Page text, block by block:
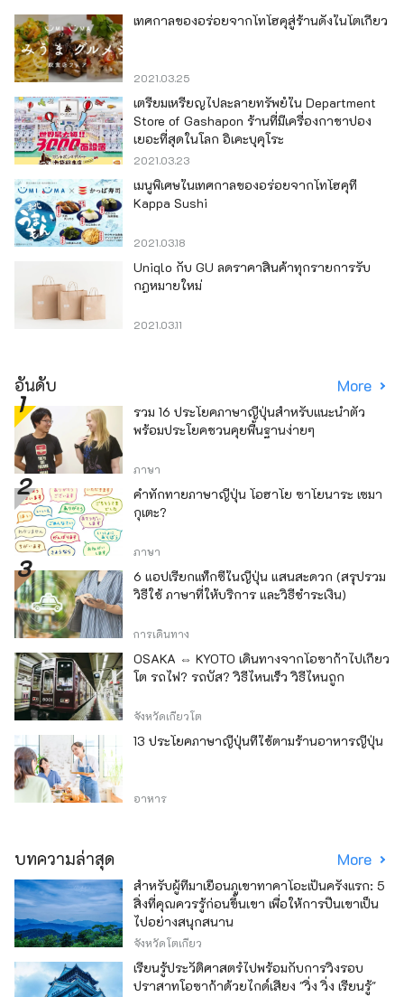
เทศกาลของอร่อยจากโทโฮคุสู่ร้านดังในโตเกียว
2021.03.25
เตรียมเหรียญไปละลายทรัพย์ใน Department
Store of Gashapon ร้านที่มีเครื่องกาชาปอง
เยอะที่สุดในโลก อิเคะบุคุโระ
2021.03.23
เมนูพิเศษในเทศกาลของอร่อยจากโทโฮคุที่
Kappa Sushi
2021.03.18
Uniqlo กับ GU ลดราคาสินค้าทุกรายการรับ
กฎหมายใหม่
2021.03.11
อันดับ More
รวม 16 ประโยคภาษาญี่ปุ่นสำหรับแนะนำตัว
พร้อมประโยคชวนคุยพื้นฐานง่ายๆ
ภาษา
คำทักทายภาษาญี่ปุ่น โอฮาโย ซาโยนาระ เซมา
กุเตะ?
ภาษา
6 แอปเรียกแท็กซี่ในญี่ปุ่น แสนสะดวก (สรุปรวม
วิธีใช้ ภาษาที่ให้บริการ และวิธีชำระเงิน)
การเดินทาง
OSAKA ⇔ KYOTO เดินทางจากโอซาก้าไปเกียว
โต รถไฟ? รถบัส? วิธีไหนเร็ว วิธีไหนถูก
จังหวัดเกียวโต
13 ประโยคภาษาญี่ปุ่นที่ใช้ตามร้านอาหารญี่ปุ่น
อาหาร
บทความล่าสุด More
สำหรับผู้ที่มาเยือนภูเขาทาคาโอะเป็นครั้งแรก: 5
สิ่งที่คุณควรรู้ก่อนขึ้นเขา เพื่อให้การปีนเขาเป็น
ไปอย่างสนุกสนาน
จังหวัดโตเกียว
เรียนรู้ประวัติศาสตร์ไปพร้อมกับการวิ่งรอบ
ปราสาทโอซาก้าด้วยไกด์เสียง "วิ่ง วิ่ง เรียนรู้"